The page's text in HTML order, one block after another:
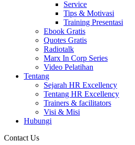
Service
Tips & Motivasi
Training Presentasi
Ebook Gratis
Quotes Gratis
Radiotalk
Marx In Corp Series
Video Pelatihan
Tentang
Sejarah HR Excellency
Tentang HR Excellency
Trainers & facilitators
Visi & Misi
Hubungi
Contact Us